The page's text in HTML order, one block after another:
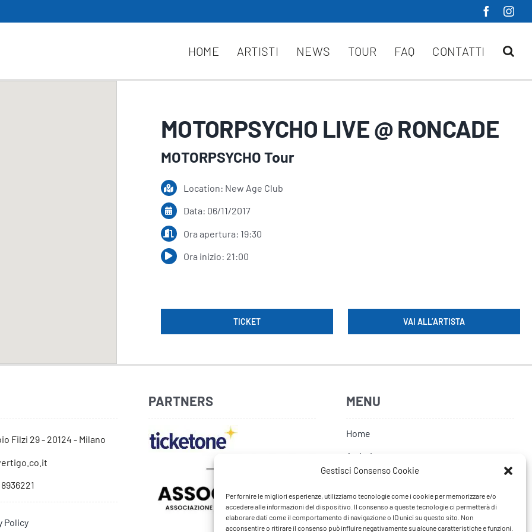
Gestisci Consenso Cookie
Per fornire le migliori esperienze, utilizziamo tecnologie come i cookie per memorizzare e/o
accedere alle informazioni del dispositivo. Il consenso a queste tecnologie ci permetterà di
elaborare dati come il comportamento di navigazione o ID unici su questo sito. Non
acconsentire o ritirare il consenso può influire negativamente su alcune caratteristiche e funzioni.
HOME ARTISTI NEWS TOUR FAQ CONTATTI
MOTORPSYCHO LIVE @ RONCADE
MOTORPSYCHO Tour
Location: New Age Club
Data: 06/11/2017
Ora apertura: 19:30
Ora inizio: 21:00
TICKET VAI ALL’ARTISTA
Filzi 29 - 20124 - Milano
Policy
PARTNERS MENU
Home
Artisti
Tour
FAQ